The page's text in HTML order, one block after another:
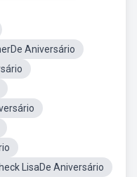
Aniversário
LisaDe Aniversário